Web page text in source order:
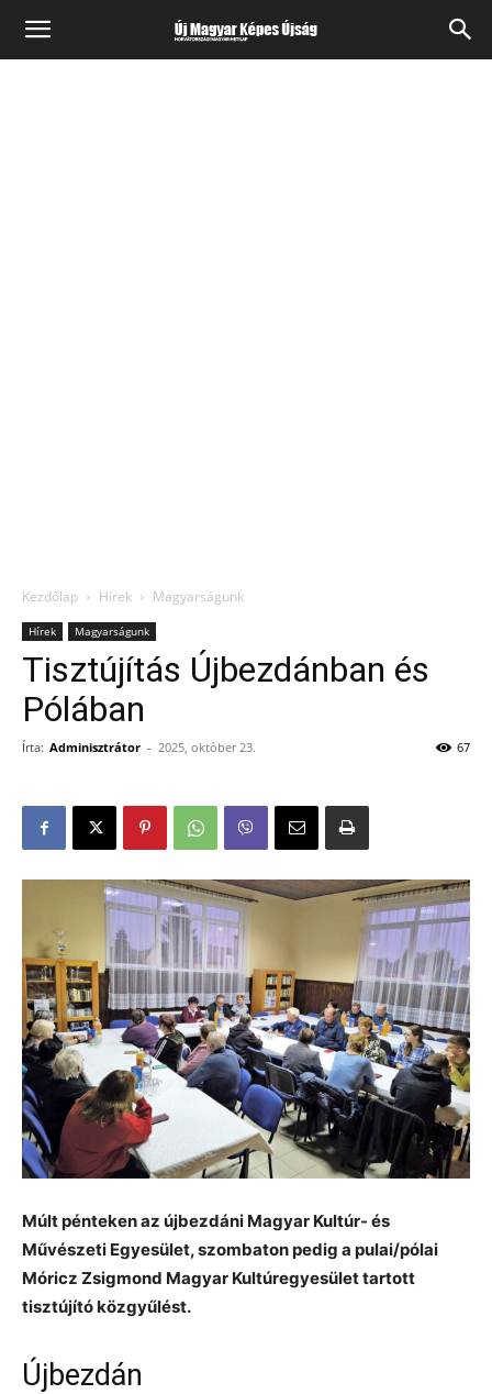
Kezdőlap Hírek Magyarságunk
Hírek Magyarságunk
Tisztújítás Újbezdánban és
Pólában
Írta: Adminisztrátor - 2025, október 23. 67
Múlt pénteken az újbezdáni Magyar Kultúr- és
Művészeti Egyesület, szombaton pedig a pulai/pólai
Móricz Zsigmond Magyar Kultúregyesület tartott
tisztújító közgyűlést.
Újbezdán